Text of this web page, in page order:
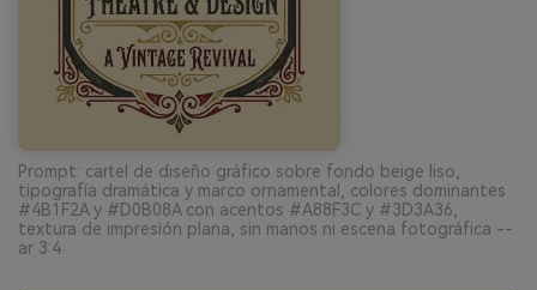
Prompt: cartel de diseño gráfico sobre fondo beige liso,
tipografía dramática y marco ornamental, colores dominantes
#4B1F2A y #D0B08A con acentos #A88F3C y #3D3A36,
textura de impresión plana, sin manos ni escena fotográfica --
ar 3:4